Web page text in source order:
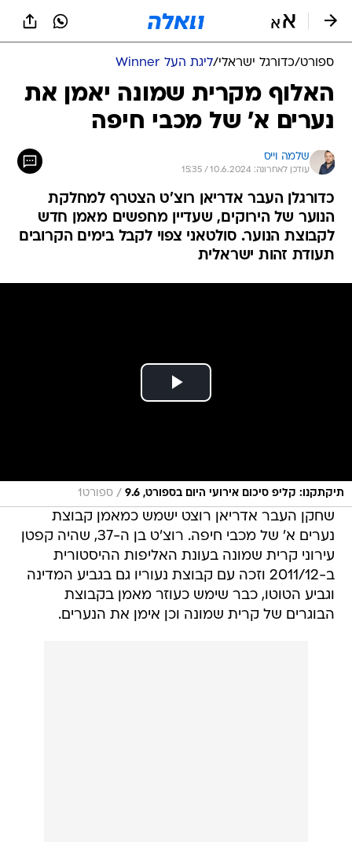
ספורט/כדורגל ישראלי/ליגת העל Winner
האלוף מקרית שמונה יאמן את
נערים א' של מכבי חיפה
שלמה וייס
עודכן לאחרונה: 10.6.2024 / 15:35
כדורגלן העבר אדריאן רוצ'ט הצטרף למחלקת
הנוער של הירוקים, שעדיין מחפשים מאמן חדש
לקבוצת הנוער. סולטאני צפוי לקבל בימים הקרובים
תעודת זהות ישראלית
תיקתקנו: קליפ סיכום אירועי היום בספורט, 9.6 / ספורט1
שחקן העבר אדריאן רוצט ישמש כמאמן קבוצת
נערים א' של מכבי חיפה. רוצ'ט בן ה-37, שהיה קפטן
עירוני קרית שמונה בעונת האליפות ההיסטורית
ב-2011/12 וזכה עם קבוצת נעוריו גם בגביע המדינה
וגביע הטוטו, כבר שימש כעוזר מאמן בקבוצת
הבוגרים של קרית שמונה וכן אימן את הנערים.